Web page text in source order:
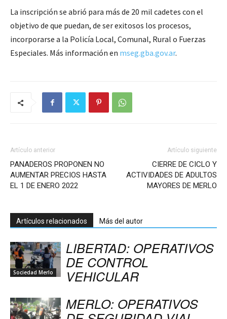
La inscripción se abrió para más de 20 mil cadetes con el
objetivo de que puedan, de ser exitosos los procesos,
incorporarse a la Policía Local, Comunal, Rural o Fuerzas
Especiales. Más información en mseg.gba.gov.ar.
Artículo anterior
PANADEROS PROPONEN NO
AUMENTAR PRECIOS HASTA
EL 1 DE ENERO 2022
Artículo siguiente
CIERRE DE CICLO Y
ACTIVIDADES DE ADULTOS
MAYORES DE MERLO
Artículos relacionados Más del autor
Sociedad Merlo
LIBERTAD: OPERATIVOS
DE CONTROL
VEHICULAR
MERLO: OPERATIVOS